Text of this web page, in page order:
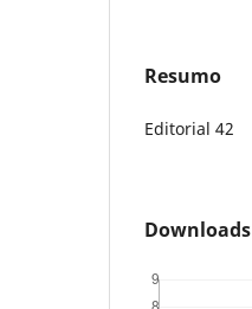
Resumo
Editorial 42
Downloads